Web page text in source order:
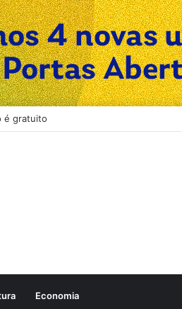
de sistemas
Economia